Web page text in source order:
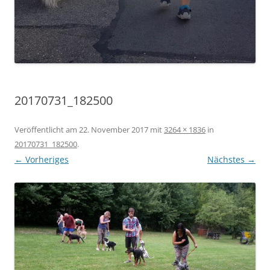
20170731_182500
Veröffentlicht am 22. November 2017 mit3264 × 1836 in
20170731_182500.
← Vorheriges Nächstes →